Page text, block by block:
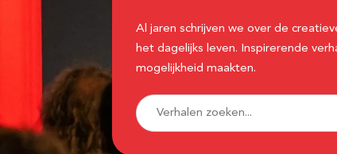
Al jaren schrijven we over de
het dagelijks leven. Inspirerende
mogelijkheid maakten.